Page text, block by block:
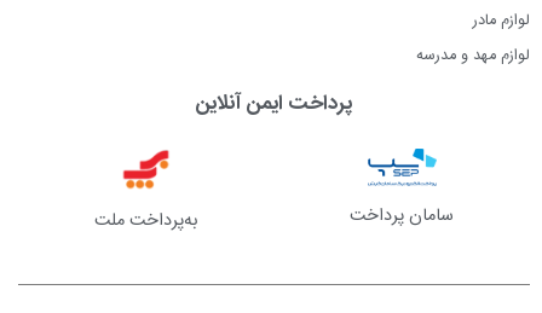
لوازم مادر
لوازم مهد و مدرسه
پرداخت ایمن آنلاین
سامان پرداخت به‌پرداخت ملت